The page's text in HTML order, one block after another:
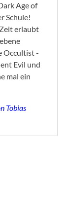
Age of
Schule!
erlaubt
Occultist -
Evil und
mal ein
Tobias